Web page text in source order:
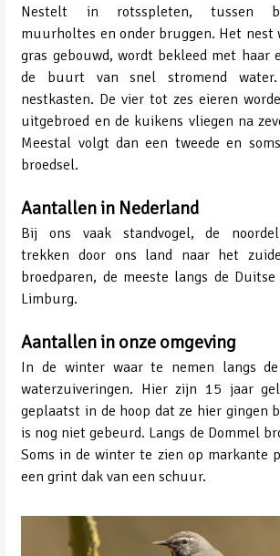
Nestelt in rotsspleten, tussen
muurholtes en onder bruggen. Het nest
gras gebouwd, wordt bekleed met haar
de buurt van snel stromend
nestkasten. De vier tot zes eieren
uitgebroed en de kuikens vliegen na
Meestal volgt dan een tweede en
broedsel.
Aantallen in Nederland
Bij ons vaak standvogel, de
trekken door ons land naar het
broedparen, de meeste langs de
Limburg.
Aantallen in onze omgeving
In de winter waar te nemen langs
waterzuiveringen. Hier zijn 15 jaar
geplaatst in de hoop dat ze hier gingen
is nog niet gebeurd. Langs de Dommel
Soms in de winter te zien op markante
een grint dak van een schuur.